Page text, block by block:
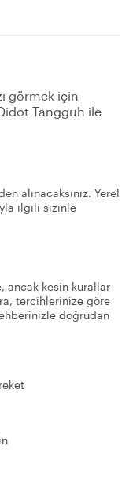
görmek için
Tangguh ile
alınacaksınız. Yerel
ilgili sizinle
ancak kesin kurallar
tercihlerinize göre
doğrudan